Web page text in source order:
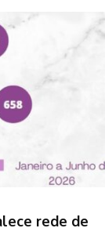
rede de